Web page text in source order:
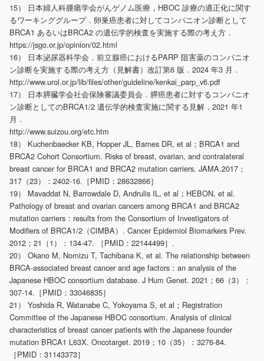
15） 日本婦人科腫瘍学会がんゲノム医療，HBOC 診療の適正化に関す
るワーキンググループ．卵巣癌患者に対してコンパニオン診断として
BRCA1 あるいはBRCA2 の遺伝学的検査を実施する際の考え方．
https://jsgo.or.jp/opinion/02.html
16） 日本泌尿器科学会．前立腺癌におけるPARP 阻害薬のコンパニオ
ン診断を実施する際の考え方（見解書）改訂第6 版．2024 年3 月．
http://www.urol.or.jp/lib/files/other/guideline/kenkai_parp_v6.pdf
17） 日本膵臓学会社会保険審議委員会．膵癌患者に対するコンパニオ
ン診断としてのBRCA1/2 遺伝学的検査実施に関する見解．2021 年1
月．
http://www.suizou.org/etc.htm
18） Kuchenbaecker KB, Hopper JL, Barnes DR, et al；BRCA1 and
BRCA2 Cohort Consortium. Risks of breast, ovarian, and contralateral
breast cancer for BRCA1 and BRCA2 mutation carriers. JAMA.2017；
317（23）：2402-16.［PMID：28632866］
19） Mavaddat N, Barrowdale D, Andrulis IL, et al；HEBON, et al.
Pathology of breast and ovarian cancers among BRCA1 and BRCA2
mutation carriers：results from the Consortium of Investigators of
Modifiers of BRCA1/2（CIMBA）. Cancer Epidemiol Biomarkers Prev.
2012；21（1）：134-47. ［PMID：22144499］.
20） Okano M, Nomizu T, Tachibana K, et al. The relationship between
BRCA-associated breast cancer and age factors：an analysis of the
Japanese HBOC consortium database. J Hum Genet. 2021；66（3）：
307-14.［PMID：33046835］
21） Yoshida R, Watanabe C, Yokoyama S, et al；Registration
Committee of the Japanese HBOC consortium. Analysis of clinical
characteristics of breast cancer patients with the Japanese founder
mutation BRCA1 L63X. Oncotarget. 2019；10（35）：3276-84.
［PMID：31143373］